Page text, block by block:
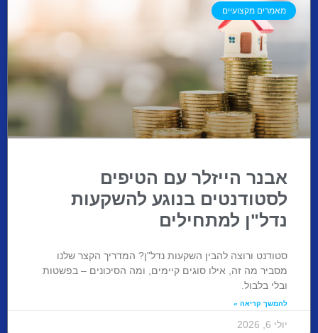
מאמרים מקצועיים
אבנר הייזלר עם הטיפים
לסטודנטים בנוגע להשקעות
נדל"ן למתחילים
סטודנט ורוצה להבין השקעות נדל"ן? המדריך הקצר שלנו
מסביר מה זה, אילו סוגים קיימים, ומה הסיכונים – בפשטות
ובלי בלבול.
להמשך קריאה »
יולי 6, 2026